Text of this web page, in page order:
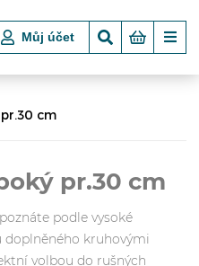
Můj účet
cm
pr.30 cm
podle vysoké
kruhovými
volbou do rušných